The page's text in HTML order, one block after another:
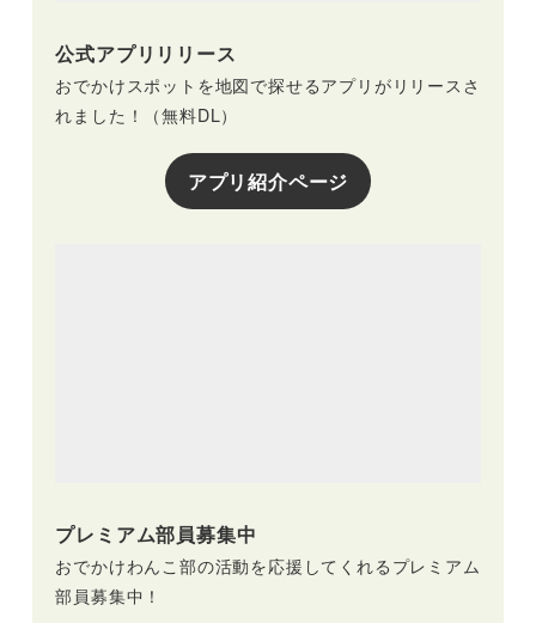
公式アプリリリース
おでかけスポットを地図で探せるアプリがリリースさ
れました！（無料DL）
アプリ紹介ページ
プレミアム部員募集中
おでかけわんこ部の活動を応援してくれるプレミアム
部員募集中！